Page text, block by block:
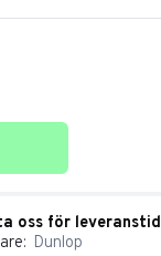
oss för leveranstid
Dunlop